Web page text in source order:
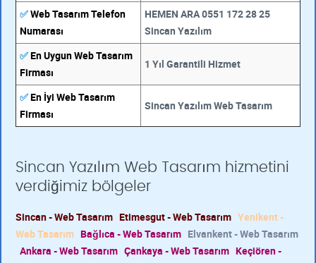
✅Web Tasarım Telefon
Numarası
HEMEN ARA 0551 172 28 25
Sincan Yazılım
✅En Uygun Web Tasarım
Firması
1 Yıl Garantili Hizmet
✅En İyi Web Tasarım
Firması
Sincan Yazılım Web Tasarım
Sincan Yazılım Web Tasarım hizmetini
verdiğimiz bölgeler
Sincan - Web Tasarım Etimesgut - Web Tasarım Yenikent -
Web Tasarım Bağlıca - Web Tasarım Elvankent - Web Tasarım
Ankara - Web Tasarım Çankaya - Web Tasarım Keçiören -